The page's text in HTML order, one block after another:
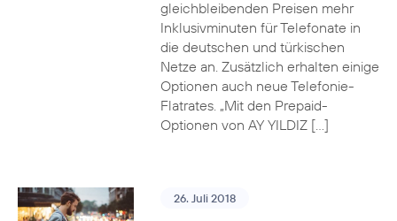
gleichbleibenden Preisen mehr
Inklusivminuten für Telefonate in
die deutschen und türkischen
Netze an. Zusätzlich erhalten einige
Optionen auch neue Telefonie-
Flatrates. „Mit den Prepaid-
Optionen von AY YILDIZ […]
26. Juli 2018